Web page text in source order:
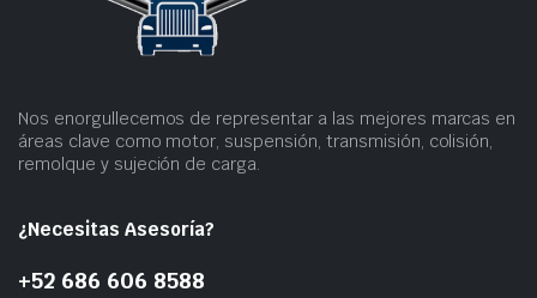
Nos enorgullecemos de representar a las mejores marcas en
áreas clave como motor, suspensión, transmisión, colisión,
remolque y sujeción de carga.
¿Necesitas Asesoría?
+52 686 606 8588